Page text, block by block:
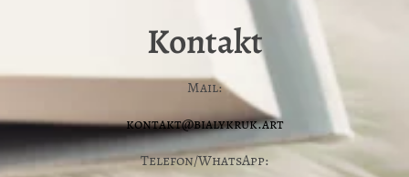
Kontakt
Mail:
kontakt@bialykruk.art
Telefon/WhatsApp: